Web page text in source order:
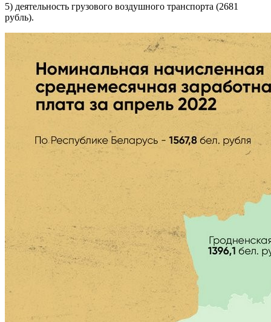
5) деятельность грузового воздушного транспорта (2681
рубль).